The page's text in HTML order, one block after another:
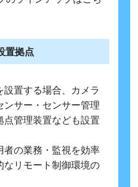
置拠点
置する場合、カメラ
サー・センサー管理
管理装置なども設置
者の業務・監視を効率
リモート制御環境の